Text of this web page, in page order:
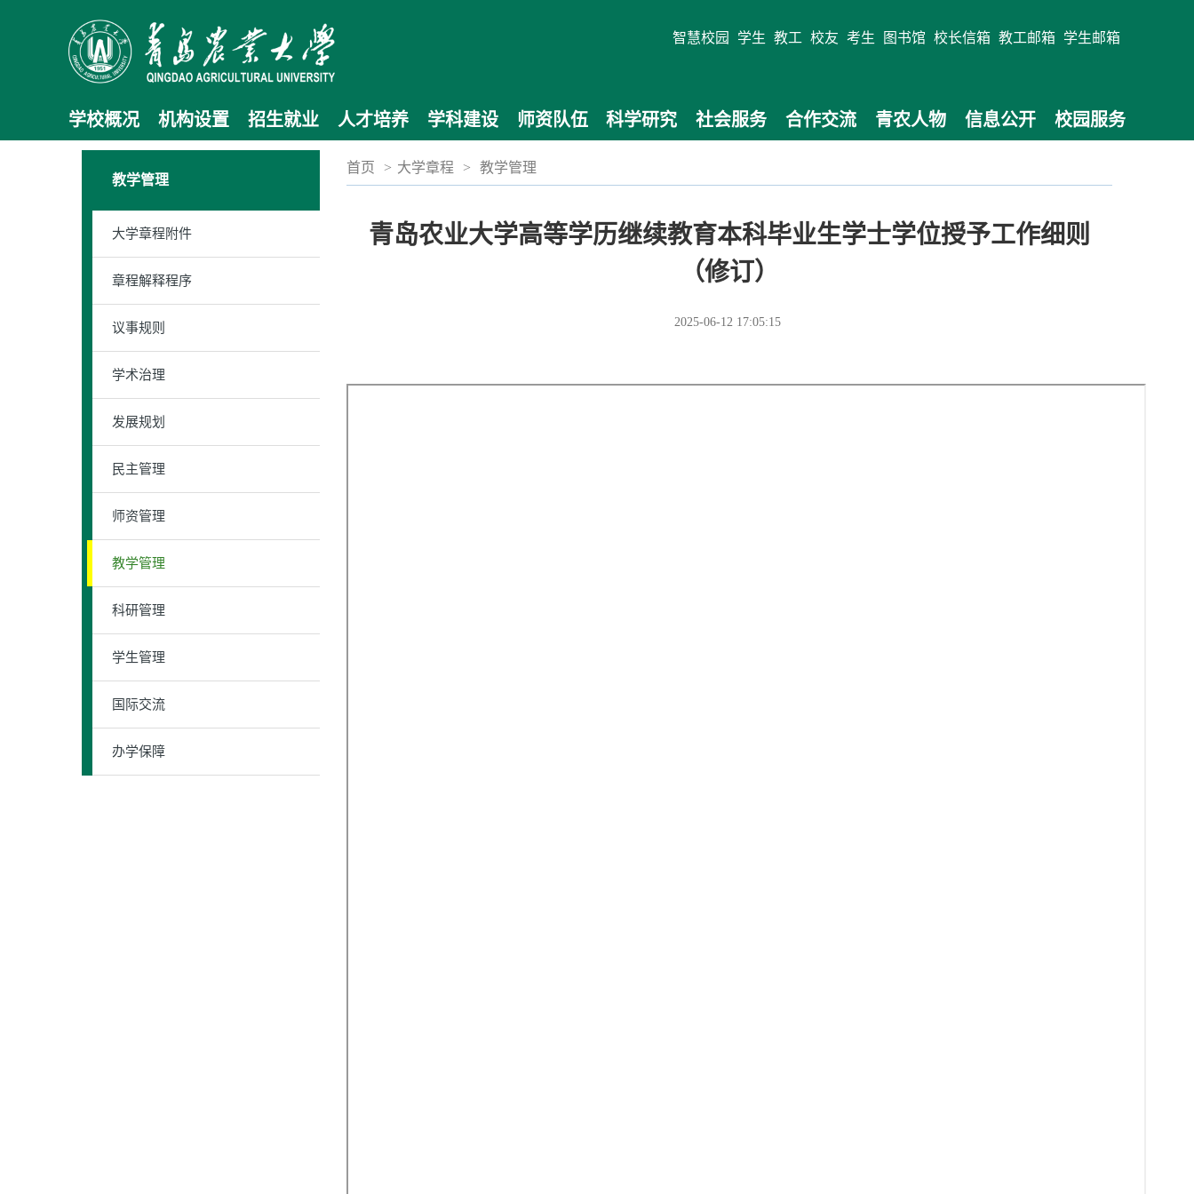
智慧校园 学生 教工 校友 考生 图书馆 校长信箱 教工邮箱 学生邮箱
学校概况 机构设置 招生就业 人才培养 学科建设 师资队伍 科学研究 社会服务 合作交流 青农人物 信息公开 校园服务
教学管理
大学章程附件
章程解释程序
议事规则
学术治理
发展规划
民主管理
师资管理
教学管理
科研管理
学生管理
国际交流
办学保障
首页 > 大学章程 > 教学管理
青岛农业大学高等学历继续教育本科毕业生学士学位授予工作细则
（修订）
2025-06-12 17:05:15